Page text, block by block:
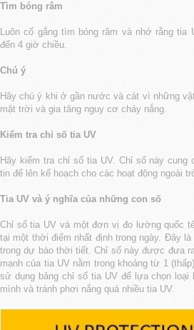
Tìm bóng râm
Luôn cố gắng tìm bóng râm và nhớ rằng tia
đến 4 giờ chiều.
Chú ý
Hãy chú ý khi ở gần nước và cát vì những
mặt trời và gia tăng nguy cơ cháy nắng.
Kiểm tra chỉ số tia UV
Hãy kiểm tra chỉ số tia UV. Chỉ số này cung
tin để lên kế hoạch cho các hoạt động ngoài
Tia UV và ý nghĩa của những con số
Chỉ số tia UV và một đơn vị đo lường quốc
tại một thời điểm nhất định trong ngày. Đây
trong dự báo thời tiết. Chỉ số này được đưa
mạnh của tia UV nằm trong khoảng từ 1
sử dụng bảng chỉ sổ tia UV để lựa chọn loại
mình và tránh phơi nắng quá nhiều tia UV.